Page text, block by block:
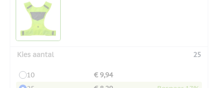
Kies aantal 25
10
€ 9,94